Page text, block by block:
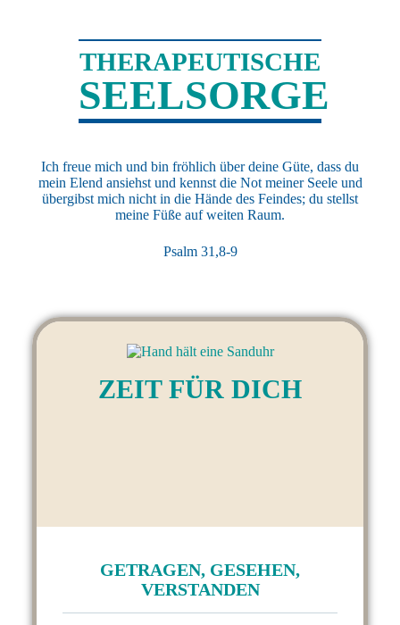
THERAPEUTISCHE
SEELSORGE
Ich freue mich und bin fröhlich über deine Güte, dass du
mein Elend ansiehst und kennst die Not meiner Seele und
übergibst mich nicht in die Hände des Feindes; du stellst
meine Füße auf weiten Raum.
Psalm 31,8-9
ZEIT FÜR DICH
GETRAGEN, GESEHEN,
VERSTANDEN